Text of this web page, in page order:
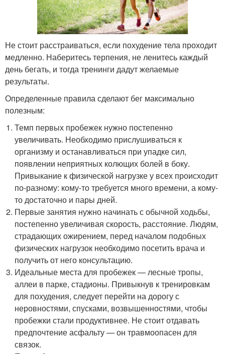
Не стоит расстраиваться, если похудение тела проходит
медленно. Наберитесь терпения, не ленитесь каждый
день бегать, и тогда тренинги дадут желаемые
результаты.
Определенные правила сделают бег максимально
полезным:
Темп первых пробежек нужно постепенно
увеличивать. Необходимо прислушиваться к
организму и останавливаться при упадке сил,
появлении неприятных колющих болей в боку.
Привыкание к физической нагрузке у всех происходит
по-разному: кому-то требуется много времени, а кому-
то достаточно и пары дней.
Первые занятия нужно начинать с обычной ходьбы,
постепенно увеличивая скорость, расстояние. Людям,
страдающих ожирением, перед началом подобных
физических нагрузок необходимо посетить врача и
получить от него консультацию.
Идеальные места для пробежек — лесные тропы,
аллеи в парке, стадионы. Привыкнув к тренировкам
для похудения, следует перейти на дорогу с
неровностями, спусками, возвышенностями, чтобы
пробежки стали продуктивнее. Не стоит отдавать
предпочтение асфальту — он травмоопасен для
связок.